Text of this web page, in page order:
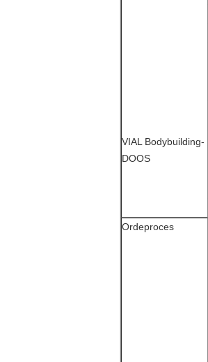
VIAL Bodybuilding-
DOOS
Ordeproces